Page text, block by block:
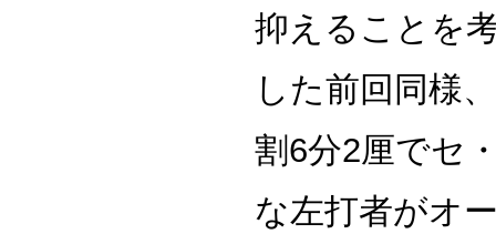
抑えることを
した前回同様
割6分2厘でセ
な左打者がオ